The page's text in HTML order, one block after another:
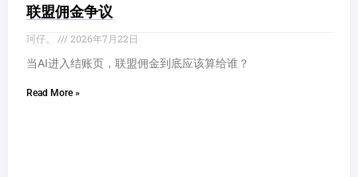
联盟佣金争议
珂仔。
2026年7月22日
当AI进入结账页，联盟佣金到底应该算给谁？
Read More »